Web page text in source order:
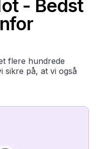
- Bedst
flere hundrede
sikre på, at vi også